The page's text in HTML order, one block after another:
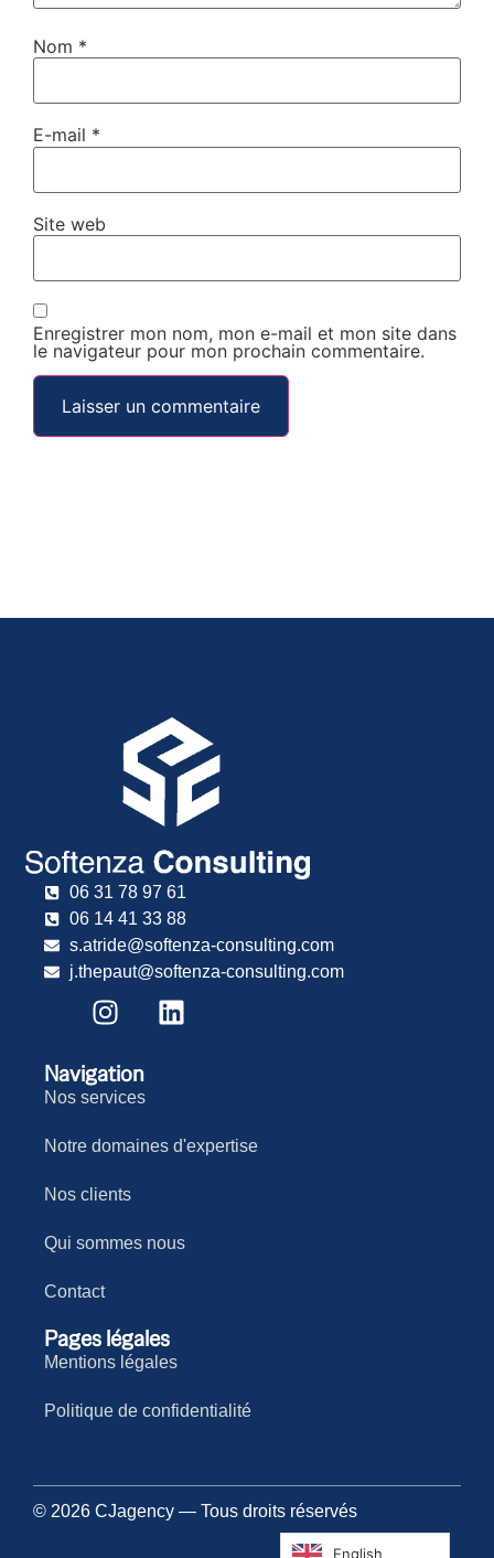
Nom *
E-mail *
Site web
Enregistrer mon nom, mon e-mail et mon site dans
le navigateur pour mon prochain commentaire.
06 31 78 97 61
06 14 41 33 88
s.atride@softenza-consulting.com
j.thepaut@softenza-consulting.com
Navigation
Nos services
Notre domaines d'expertise
Nos clients
Qui sommes nous
Contact
Pages légales
Mentions légales
Politique de confidentialité
© 2026 CJagency — Tous droits réservés
English